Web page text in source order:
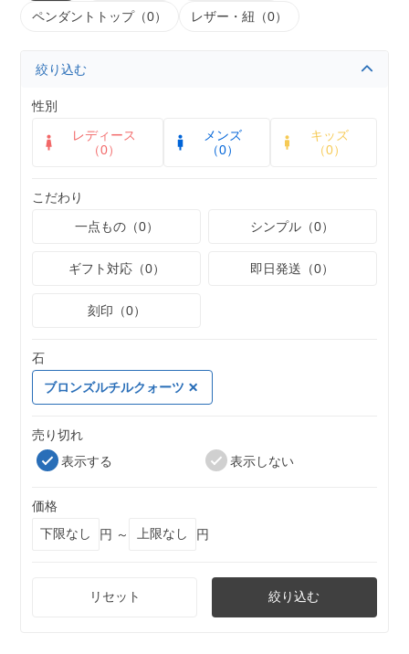
ペンダントトップ（0） レザー・紐（0）
絞り込む
性別
レディース
（0）
メンズ
（0）
キッズ
（0）
こだわり
一点もの（0）
シンプル（0）
ギフト対応（0） 即日発送（0）
刻印（0）
石
ブロンズルチルクォーツ
売り切れ
表示する
表示しない
価格
円 ～
円
リセット 絞り込む